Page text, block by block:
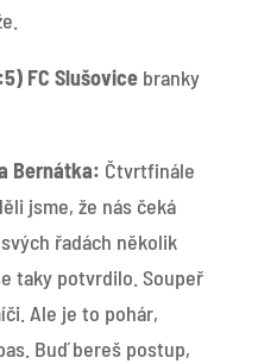
FC Slušovicebranky
Bernátka: Čtvrtfinále
jsme, že nás čeká
řadách několik
taky potvrdilo. Soupeř
Ale je to pohár,
Buď bereš postup,